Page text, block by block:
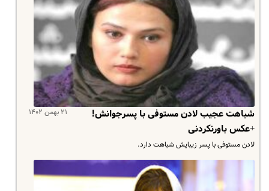
۲۱ بهمن ۱۴۰۲
شباهت عجیب لادن مستوفی با پسرجوانش!
+عکس باورنکردنی
لادن مستوفی با پسر زیبایش شباهت دارد.